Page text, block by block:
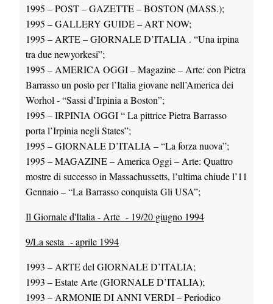
1995 – POST – GAZETTE – BOSTON (MASS.);
1995 – GALLERY GUIDE – ART NOW;
1995 – ARTE – GIORNALE D’ITALIA . “Una irpina
tra due newyorkesi”;
1995 – AMERICA OGGI – Magazine – Arte: con Pietra
Barrasso un posto per l’Italia giovane nell’America dei
Worhol - “Sassi d’Irpinia a Boston”;
1995 – IRPINIA OGGI “ La pittrice Pietra Barrasso
porta l’Irpinia negli States”;
1995 – GIORNALE D’ITALIA – “La forza nuova”;
1995 – MAGAZINE – America Oggi – Arte: Quattro
mostre di successo in Massachussetts, l’ultima chiude l’11
Gennaio – “La Barrasso conquista Gli USA”;
Il Giornale d'Italia - Arte - 19/20 giugno 1994
9/La sesta - aprile 1994
1993 – ARTE del GIORNALE D’ITALIA;
1993 – Estate Arte (GIORNALE D’ITALIA);
1993 – ARMONIE DI ANNI VERDI – Periodico